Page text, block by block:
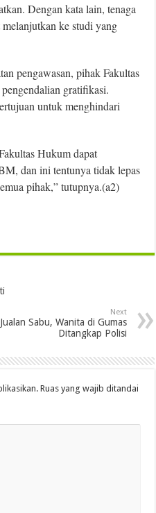
Dengan kata lain, tenaga
ke studi yang
pengawasan, pihak Fakultas
gratifikasi.
untuk menghindari
Hukum dapat
dan ini tentunya tidak lepas
pihak,” tutupnya.(a2)
Next
Jualan Sabu, Wanita di Gumas
Ditangkap Polisi
Ruas yang wajib ditandai